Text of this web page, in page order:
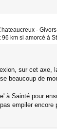
-
km si amorcé à
sur cet axe,
beaucoup de
à Sainté pour
empiler